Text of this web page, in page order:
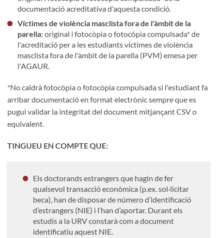
documentació acreditativa d'aquesta condició.
Víctimes de violència masclista fora de l'àmbit de la
parella: original i fotocòpia o fotocòpia compulsada* de
l'acreditació per a les estudiants víctimes de violència
masclista fora de l'àmbit de la parella (PVM) emesa per
l'AGAUR.
*No caldrà fotocòpia o fotocòpia compulsada si l'estudiant fa
arribar documentació en format electrònic sempre que es
pugui validar la integritat del document mitjançant CSV o
equivalent.
TINGUEU EN COMPTE QUE:
Els doctorands estrangers que hagin de fer
qualsevol transacció econòmica (p.ex. sol·licitar
beca), han de disposar de número d’identificació
d’estrangers (NIE) i l’han d’aportar. Durant els
estudis a la URV constarà com a document
identificatiu aquest NIE.